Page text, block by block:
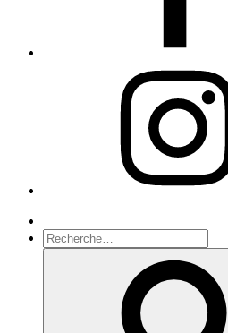
Recherche
pour